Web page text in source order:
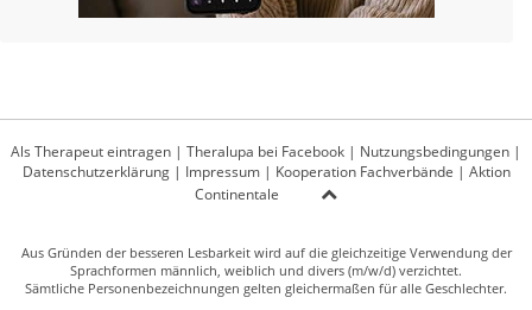
Als Therapeut eintragen | Theralupa bei Facebook | Nutzungsbedingungen |
Datenschutzerklärung| Impressum| Kooperation Fachverbände | Aktion
Continentale
Aus Gründen der besseren Lesbarkeit wird auf die gleichzeitige Verwendung der
Sprachformen männlich, weiblich und divers (m/w/d) verzichtet.
Sämtliche Personenbezeichnungen gelten gleichermaßen für alle Geschlechter.